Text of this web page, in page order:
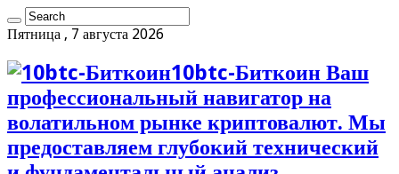
Пятница , 7 августа 2026
10btc-Биткоин Ваш
профессиональный навигатор на
волатильном рынке криптовалют. Мы
предоставляем глубокий технический